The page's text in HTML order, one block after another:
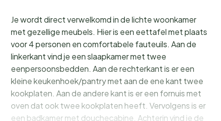
Je wordt direct verwelkomd in de lichte woonkamer
met gezellige meubels. Hier is een eettafel met plaats
voor 4 personen en comfortabele fauteuils. Aan de
linkerkant vind je een slaapkamer met twee
eenpersoonsbedden. Aan de rechterkant is er een
kleine keukenhoek/pantry met aan de ene kant twee
kookplaten. Aan de andere kant is er een fornuis met
oven dat ook twee kookplaten heeft. Vervolgens is er
een badkamer met douchecabine. Achterin vind je de